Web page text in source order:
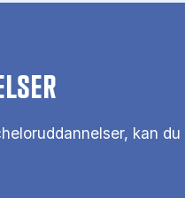
kan du